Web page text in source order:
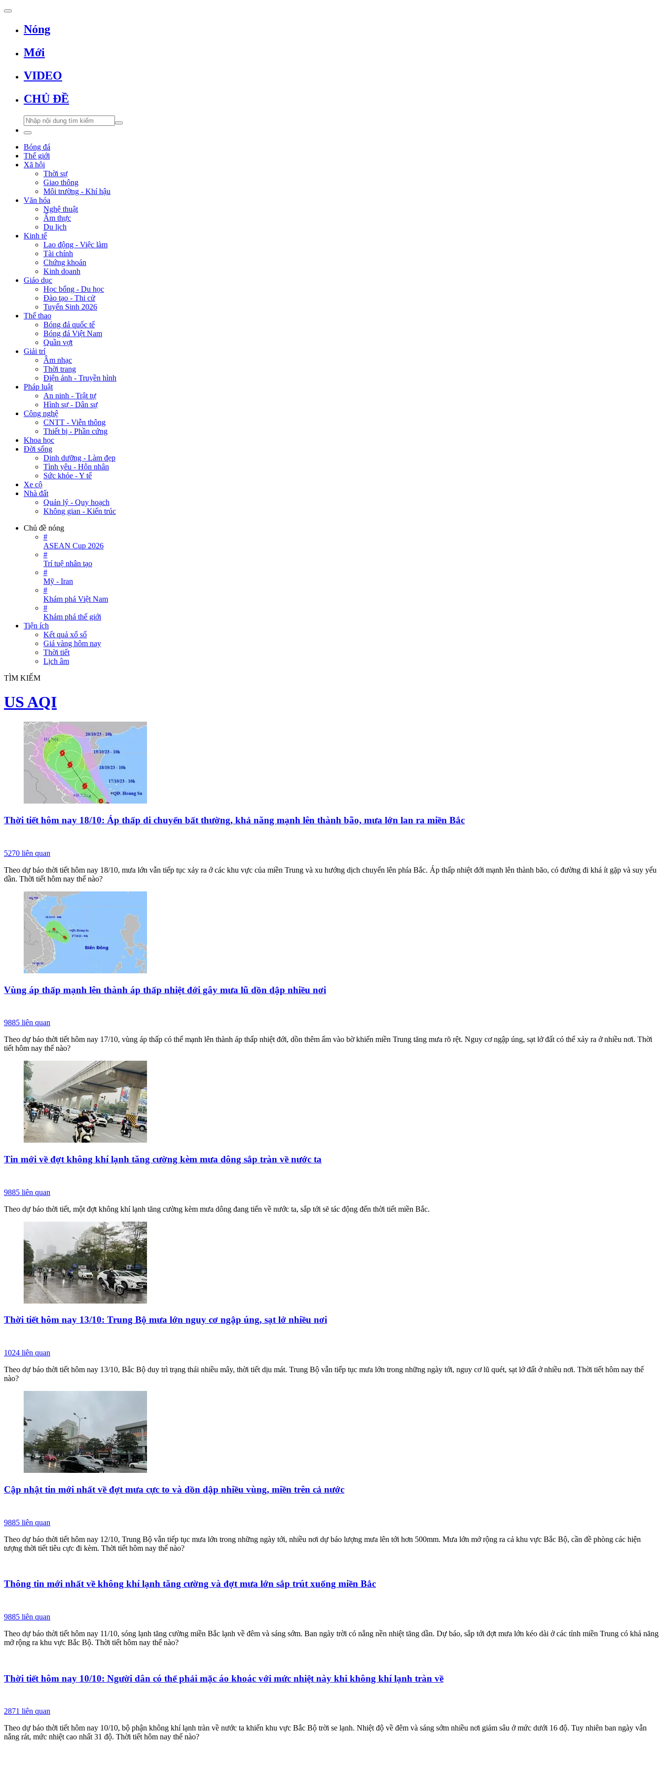
Nóng
Mới
VIDEO
CHỦ ĐỀ
Bóng đá
Thế giới
Xã hội
Thời sự
Giao thông
Môi trường - Khí hậu
Văn hóa
Nghệ thuật
Ẩm thực
Du lịch
Kinh tế
Lao động - Việc làm
Tài chính
Chứng khoán
Kinh doanh
Giáo dục
Học bổng - Du học
Đào tạo - Thi cử
Tuyển Sinh 2026
Thể thao
Bóng đá quốc tế
Bóng đá Việt Nam
Quần vợt
Giải trí
Âm nhạc
Thời trang
Điện ảnh - Truyền hình
Pháp luật
An ninh - Trật tự
Hình sự - Dân sự
Công nghệ
CNTT - Viễn thông
Thiết bị - Phần cứng
Khoa học
Đời sống
Dinh dưỡng - Làm đẹp
Tình yêu - Hôn nhân
Sức khỏe - Y tế
Xe cộ
Nhà đất
Quản lý - Quy hoạch
Không gian - Kiến trúc
Chủ đề nóng
#
ASEAN Cup 2026
#
Trí tuệ nhân tạo
#
Mỹ - Iran
#
Khám phá Việt Nam
#
Khám phá thế giới
Tiện ích
Kết quả xổ số
Giá vàng hôm nay
Thời tiết
Lịch âm
TÌM KIẾM
US AQI
Thời tiết hôm nay 18/10: Áp thấp di chuyển bất thường, khả năng mạnh lên thành bão, mưa lớn lan ra miền Bắc
5270 liên quan
Theo dự báo thời tiết hôm nay 18/10, mưa lớn vẫn tiếp tục xảy ra ở các khu vực của miền Trung và xu hướng dịch chuyển lên phía Bắc. Áp thấp nhiệt đới mạnh lên thành bão, có đường đi khá ít gặp và suy yếu
dần. Thời tiết hôm nay thế nào?
Vùng áp thấp mạnh lên thành áp thấp nhiệt đới gây mưa lũ dồn dập nhiều nơi
9885 liên quan
Theo dự báo thời tiết hôm nay 17/10, vùng áp thấp có thể mạnh lên thành áp thấp nhiệt đới, dồn thêm ẩm vào bờ khiến miền Trung tăng mưa rõ rệt. Nguy cơ ngập úng, sạt lở đất có thể xảy ra ở nhiều nơi. Thời
tiết hôm nay thế nào?
Tin mới về đợt không khí lạnh tăng cường kèm mưa dông sắp tràn về nước ta
9885 liên quan
Theo dự báo thời tiết, một đợt không khí lạnh tăng cường kèm mưa dông đang tiến về nước ta, sắp tới sẽ tác động đến thời tiết miền Bắc.
Thời tiết hôm nay 13/10: Trung Bộ mưa lớn nguy cơ ngập úng, sạt lở nhiều nơi
1024 liên quan
Theo dự báo thời tiết hôm nay 13/10, Bắc Bộ duy trì trạng thái nhiều mây, thời tiết dịu mát. Trung Bộ vẫn tiếp tục mưa lớn trong những ngày tới, nguy cơ lũ quét, sạt lở đất ở nhiều nơi. Thời tiết hôm nay thế
nào?
Cập nhật tin mới nhất về đợt mưa cực to và dồn dập nhiều vùng, miền trên cả nước
9885 liên quan
Theo dự báo thời tiết hôm nay 12/10, Trung Bộ vẫn tiếp tục mưa lớn trong những ngày tới, nhiều nơi dự báo lượng mưa lên tới hơn 500mm. Mưa lớn mở rộng ra cả khu vực Bắc Bộ, cần đề phòng các hiện
tượng thời tiết tiêu cực đi kèm. Thời tiết hôm nay thế nào?
Thông tin mới nhất về không khí lạnh tăng cường và đợt mưa lớn sắp trút xuống miền Bắc
9885 liên quan
Theo dự báo thời tiết hôm nay 11/10, sóng lạnh tăng cường miền Bắc lạnh về đêm và sáng sớm. Ban ngày trời có nắng nền nhiệt tăng dần. Dự báo, sắp tới đợt mưa lớn kéo dài ở các tỉnh miền Trung có khả năng
mở rộng ra khu vực Bắc Bộ. Thời tiết hôm nay thế nào?
Thời tiết hôm nay 10/10: Người dân có thể phải mặc áo khoác với mức nhiệt này khi không khí lạnh tràn về
2871 liên quan
Theo dự báo thời tiết hôm nay 10/10, bộ phận không khí lạnh tràn về nước ta khiến khu vực Bắc Bộ trời se lạnh. Nhiệt độ về đêm và sáng sớm nhiều nơi giảm sâu ở mức dưới 16 độ. Tuy nhiên ban ngày vẫn
nắng rát, mức nhiệt cao nhất 31 độ. Thời tiết hôm nay thế nào?